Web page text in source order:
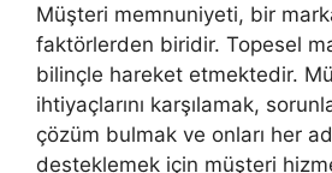
Müşteri memnuniyeti, bir
faktörlerden biridir. Topesel
bilinçle hareket etmektedir.
ihtiyaçlarını karşılamak,
çözüm bulmak ve onları her
desteklemek için müşteri